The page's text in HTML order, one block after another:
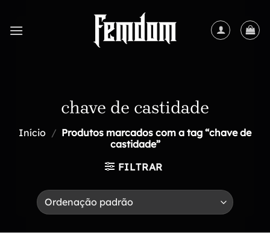
content
chave de castidade
Início / Produtos marcados com a tag “chave de
castidade”
FILTRAR